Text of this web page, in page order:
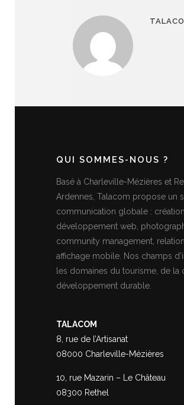
QUI SOMMES-NOUS ?
Basé à Charleville-Mézières et
Ardennes, Talacom propose un
communication globale :
développement web,
community management,
affichage mobile. Nos champs
les domaines du tourisme, de la
développement durable.
TALACOM
8, rue de l’Artisanat
08000 Charleville-Mézières
10, rue Mazarin – Le Château
08300 Rethel